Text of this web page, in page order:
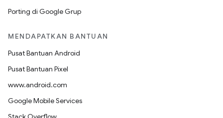
Porting di Google Grup
MENDAPATKAN BANTUAN
Pusat Bantuan Android
Pusat Bantuan Pixel
www.android.com
Google Mobile Services